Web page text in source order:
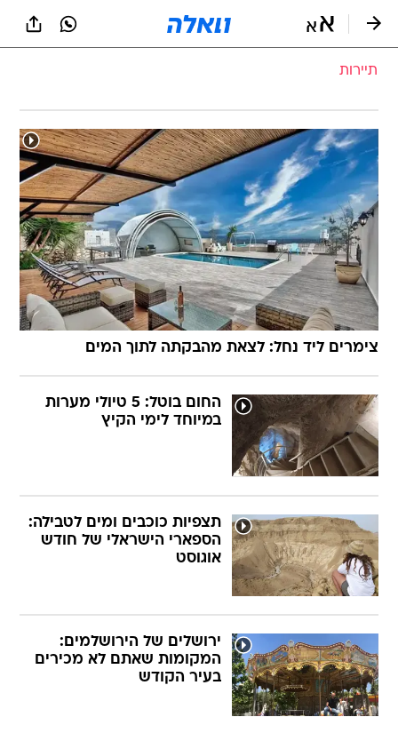
תיירות
צימרים ליד נחל: לצאת מהבקתה לתוך המים
החום בוטל: 5 טיולי מערות
במיוחד לימי הקיץ
תצפיות כוכבים ומים לטבילה:
הספארי הישראלי של חודש
אוגוסט
ירושלים של הירושלמים:
המקומות שאתם לא מכירים
בעיר הקודש